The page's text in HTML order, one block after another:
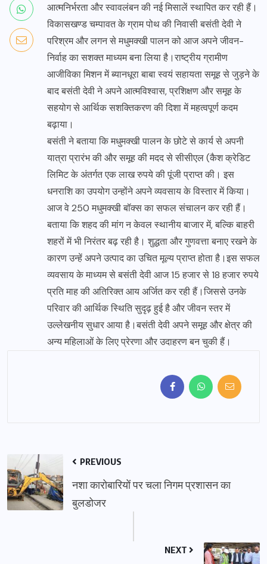
आत्मनिर्भरता और स्वावलंबन की नई मिसालें स्थापित कर रही हैं।
विकासखण्ड चम्पावत के ग्राम पोथ की निवासी बसंती देवी ने
परिश्रम और लगन से मधुमक्खी पालन को आज अपने जीवन-
निर्वाह का सशक्त माध्यम बना लिया है।राष्ट्रीय ग्रामीण
आजीविका मिशन में ब्यानधूरा बाबा स्वयं सहायता समूह से जुड़ने के
बाद बसंती देवी ने अपने आत्मविश्वास, प्रशिक्षण और समूह के
सहयोग से आर्थिक सशक्तिकरण की दिशा में महत्वपूर्ण कदम
बढ़ाया।
बसंती ने बताया कि मधुमक्खी पालन के छोटे से कार्य से अपनी
यात्रा प्रारंभ की और समूह की मदद से सीसीएल (कैश क्रेडिट
लिमिट के अंतर्गत एक लाख रुपये की पूंजी प्राप्त की। इस
धनराशि का उपयोग उन्होंने अपने व्यवसाय के विस्तार में किया।
आज वे 250 मधुमक्खी बॉक्स का सफल संचालन कर रही हैं।
बताया कि शहद की मांग न केवल स्थानीय बाजार में, बल्कि बाहरी
शहरों में भी निरंतर बढ़ रही है। शुद्धता और गुणवत्ता बनाए रखने के
कारण उन्हें अपने उत्पाद का उचित मूल्य प्राप्त होता है।इस सफल
व्यवसाय के माध्यम से बसंती देवी आज 15 हजार से 18 हजार रुपये
प्रति माह की अतिरिक्त आय अर्जित कर रही हैं।जिससे उनके
परिवार की आर्थिक स्थिति सुदृढ़ हुई है और जीवन स्तर में
उल्लेखनीय सुधार आया है।बसंती देवी अपने समूह और क्षेत्र की
अन्य महिलाओं के लिए प्रेरणा और उदाहरण बन चुकी हैं।
PREVIOUS
नशा कारोबारियों पर चला निगम प्रशासन का
बुलडोजर
NEXT